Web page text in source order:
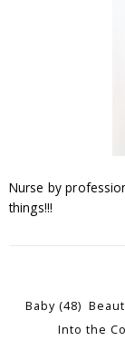
Nurse by
things!!!
Baby (48)
Into the